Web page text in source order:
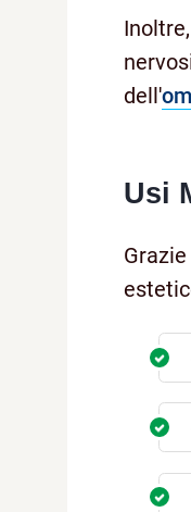
dell'
Usi